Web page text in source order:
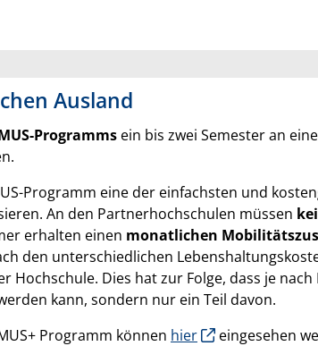
Ausland
Programms ein bis zwei Semester an
Programm eine der einfachsten und
An den Partnerhochschulen müssen
erhalten einen monatlichen
den unterschiedlichen
Dies hat zur Folge, dass je
kann, sondern nur ein Teil davon.
Programm können hier
eingesehen